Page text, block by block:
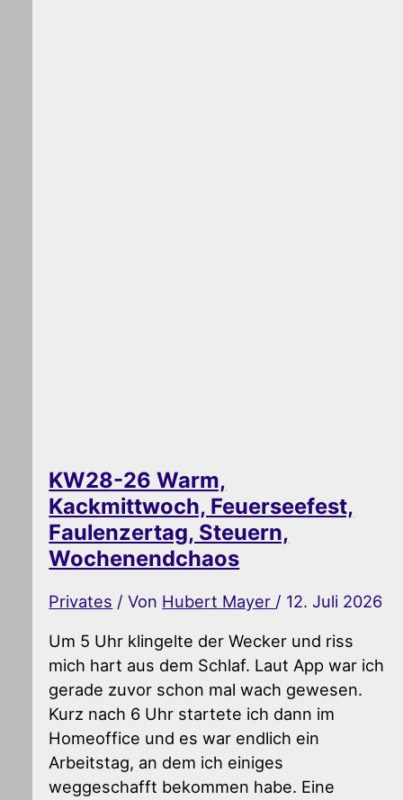
KW28-26 Warm,
Kackmittwoch, Feuerseefest,
Faulenzertag, Steuern,
Wochenendchaos
Privates / Von Hubert Mayer / 12. Juli 2026
Um 5 Uhr klingelte der Wecker und riss
mich hart aus dem Schlaf. Laut App war ich
gerade zuvor schon mal wach gewesen.
Kurz nach 6 Uhr startete ich dann im
Homeoffice und es war endlich ein
Arbeitstag, an dem ich einiges
weggeschafft bekommen habe. Eine